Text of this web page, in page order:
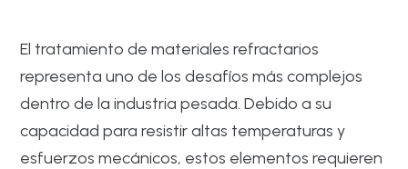
El tratamiento de materiales refractarios
representa uno de los desafíos más complejos
dentro de la industria pesada. Debido a su
capacidad para resistir altas temperaturas y
esfuerzos mecánicos, estos elementos requieren